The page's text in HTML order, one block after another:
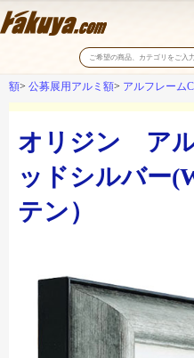
額 公募展用アルミ額 アルフレーム
オリジン ア
ッドシルバー
テン）